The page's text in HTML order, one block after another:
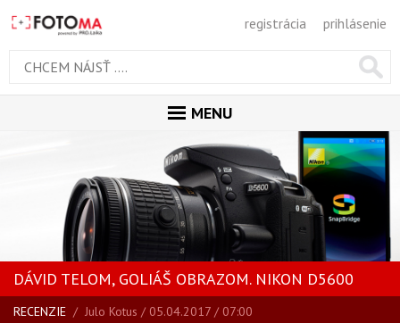
registrácia prihlásenie
MENU
ÚVOD
MAGAZÍN
VŠETKY ČLÁNKY
RECENZIE
NOVINKY
BLOG
DÁVID TELOM, GOLIÁŠ OBRAZOM. NIKON D5600
RECENZIE / Julo Kotus / 05.04.2017 / 07:00